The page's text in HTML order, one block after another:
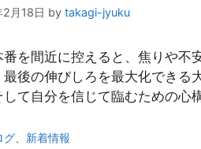
月18日 by takagi-jyuku
番を間近に控えると、焦りや不
最後の伸びしろを最大化できる
して自分を信じて臨むための心
グ
新着情報